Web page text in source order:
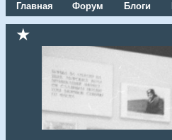
Главная Форум Блоги
★